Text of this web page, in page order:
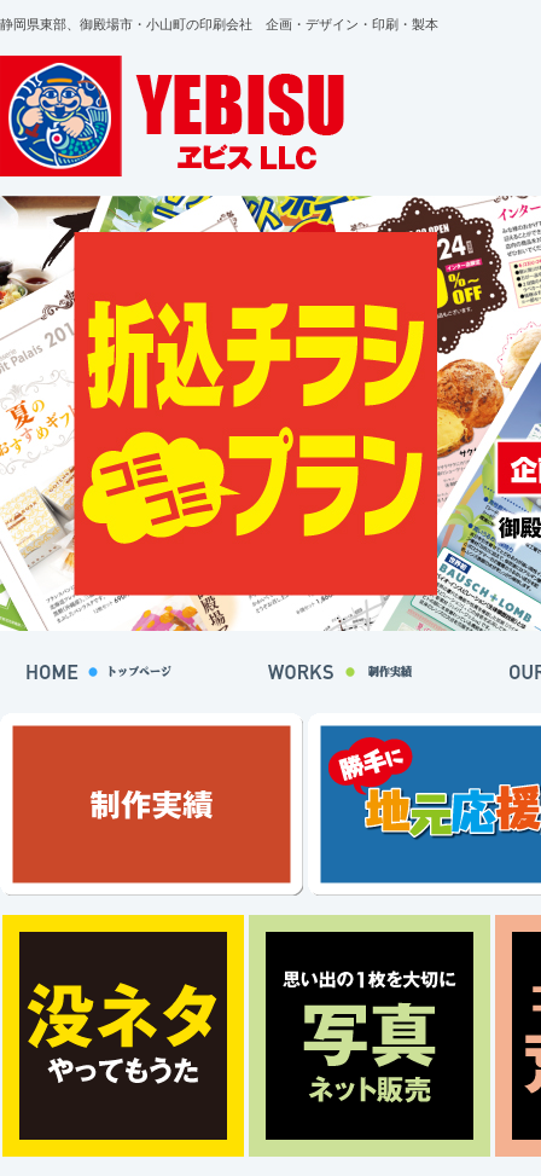
静岡県東部、御殿場市・小山町の印刷会社 企画・デザイン・印刷・製本